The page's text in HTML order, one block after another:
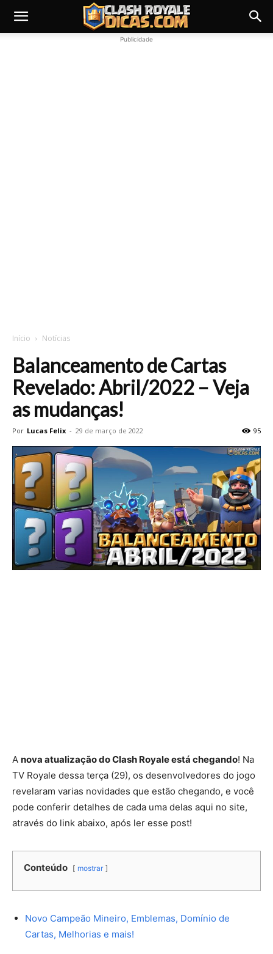
Publicidade
Início Notícias
Balanceamento de Cartas
Revelado: Abril/2022 – Veja
as mudanças!
Por Lucas Felix - 29 de março de 2022 95
A nova atualização do Clash Royale está chegando! Na
TV Royale dessa terça (29), os desenvolvedores do jogo
revelaram varias novidades que estão chegando, e você
pode conferir detalhes de cada uma delas aqui no site,
através do link abaixo, após ler esse post!
Conteúdo mostrar
Novo Campeão Mineiro, Emblemas, Domínio de
Cartas, Melhorias e mais!